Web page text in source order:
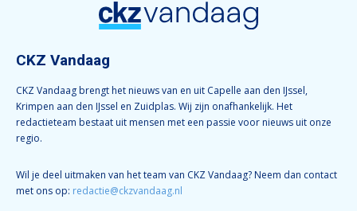
CKZ Vandaag
CKZ Vandaag brengt het nieuws van en uit Capelle aan den IJssel,
Krimpen aan den IJssel en Zuidplas. Wij zijn onafhankelijk. Het
redactieteam bestaat uit mensen met een passie voor nieuws uit onze
regio.
Wil je deel uitmaken van het team van CKZ Vandaag? Neem dan contact
met ons op: redactie@ckzvandaag.nl